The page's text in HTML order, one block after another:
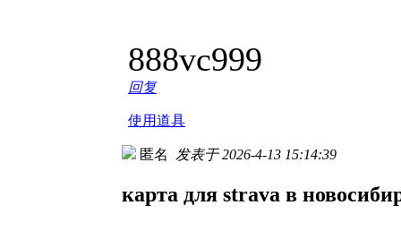
888vc999
回复
使用道具
匿名 发表于 2026-4-13 15:14:39
карта для strava в